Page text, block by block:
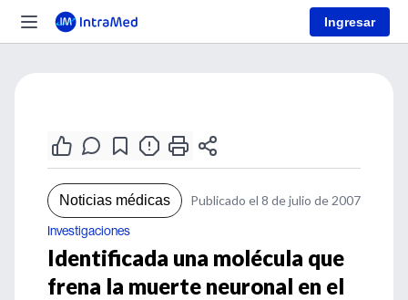
Ingresar
Noticias médicas Publicado el 8 de julio de 2007
Investigaciones
Identificada una molécula que
frena la muerte neuronal en el